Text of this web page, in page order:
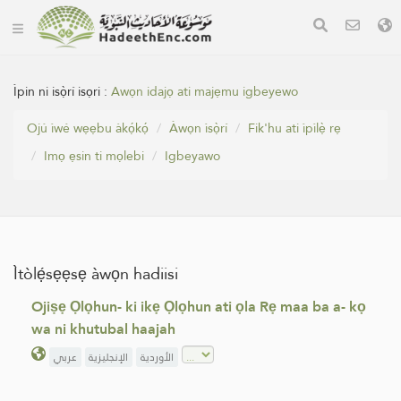
Ìpin ni isọ̀rí isọri :‏Awọn idajọ ati majẹmu igbeyewo
Ojú ìwé wẹẹbu àkọ́kọ́
Àwọn ìsọ̀rí
Fik'hu ati ìpìlẹ̀ rẹ
Imọ ẹsin ti mọlebi
Igbeyawo
Ìtòlẹ́sẹẹsẹ àwọn hadiisi
Ojiṣẹ Ọlọhun- ki ikẹ Ọlọhun ati ọla Rẹ maa ba a- kọ
wa ni khutubal haajah
عربي الإنجليزية الأوردية